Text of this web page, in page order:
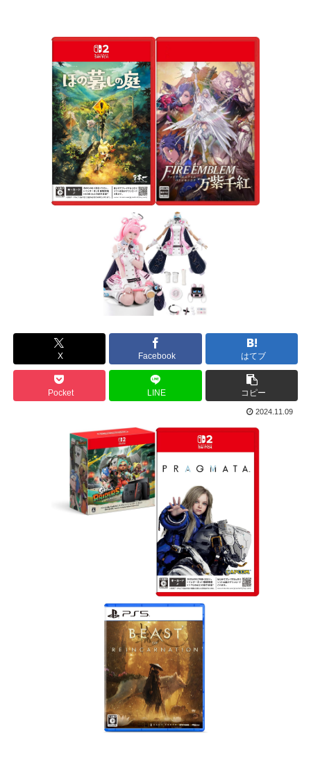
X Facebook はてブ
Pocket LINE コピー
2024.11.09